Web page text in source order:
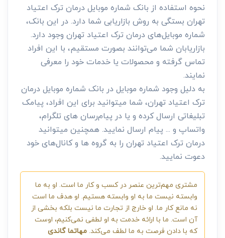
نحوه استفاده از بانک شماره موبایل درمان ترک اعتیاد
تهران بستگی به روش بازاریابی شما دارد. در این بانک،
شماره موبایل‌های درمان ترک اعتیاد تهران وجود دارد.
بازاریابان شما می‌توانند بصورت مستقیم، با این افراد
تماس گرفته و محصولات یا خدمات خود را معرفی
نمایند.
به دلیل وجود شماره موبایل در بانک شماره موبایل درمان
ترک اعتیاد تهران، شما میتوانید برای این افراد، پیامک
تبلیغاتی ارسال کرده و یا در پیام‌رسان های تلگرام،
واتساپ و ... پیام ارسال نمایید. همچنین میتوانید
درمان ترک اعتیاد تهران را به گروه ها و کانال‌های خود
دعوت نمایید.
مشتری مهم‌ترین عنصر در کسب و کار ما است. او به ما
وابسته نیست ما به او وابسته هستیم. او هدف ما است
نه مانع کار ما. او خارج از تجارت ما نیست بلکه بخشی از
آن است. ما با ارائه خدمت به او لطفی نمی‌کنیم، اوست
که با دادن فرصت به ما لطف می‌کند. مهاتما گاندی